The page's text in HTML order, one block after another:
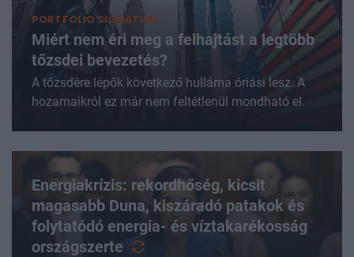
PORTFOLIO SIGNATURE
Miért nem éri meg a felhajtást a legtöbb
tőzsdei bevezetés?
A tőzsdére lépők következő hulláma óriási lesz. A
hozamaikról ez már nem feltétlenül mondható el.
Energiakrízis: rekordhőség, kicsit
magasabb Duna, kiszáradó patakok és
folytatódó energia- és víztakarékosság
országszerte